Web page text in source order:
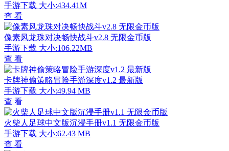
手游下载 大小:434.41M
查 看
像素风龙珠对决畅快战斗v2.8 无限金币版
手游下载 大小:106.22MB
查 看
卡牌神偷策略冒险手游深度v1.2 最新版
手游下载 大小:49.94 MB
查 看
火柴人足球中文版沉浸手册v1.1 无限金币版
手游下载 大小:62.43 MB
查 看